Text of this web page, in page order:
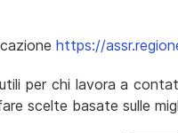
https://
per chi lavora a
scelte basate sulle